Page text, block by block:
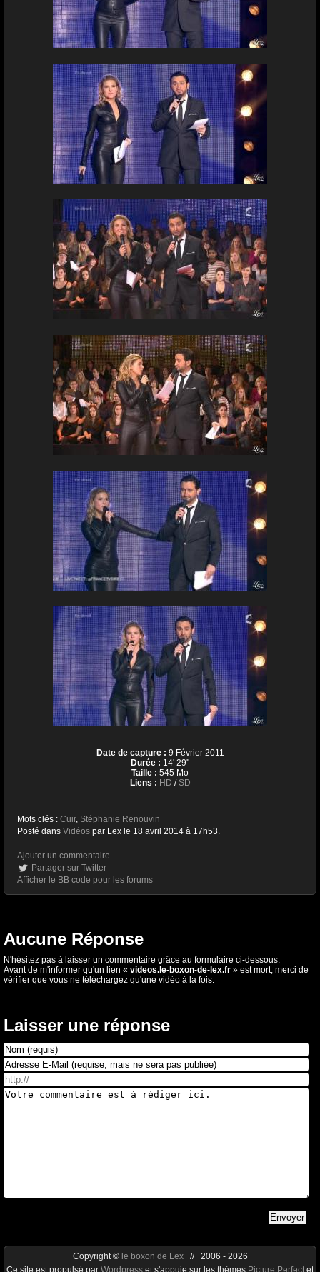
Date de capture : 9 Février 2011
Durée : 14' 29''
Taille : 545 Mo
Liens : HD / SD
Mots clés : Cuir, Stéphanie Renouvin
Posté dans Vidéos par Lex le 18 avril 2014 à 17h53.
Ajouter un commentaire
Partager sur Twitter
Afficher le BB code pour les forums
Aucune Réponse
N'hésitez pas à laisser un commentaire grâce au formulaire ci-dessous.
Avant de m'informer qu'un lien « videos.le-boxon-de-lex.fr » est mort, merci de
vérifier que vous ne téléchargez qu'une vidéo à la fois.
Laisser une réponse
Copyright © le boxon de Lex// 2006 - 2026
Ce site est propulsé par Wordpress et s'appuie sur les thèmes Picture Perfect et